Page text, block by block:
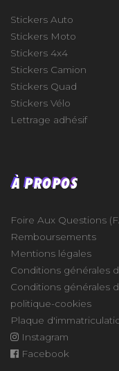
Stickers Auto
Stickers Moto
Stickers 4x4
Stickers Camion
Stickers Quad
Stickers Vélo
Lettrage adhésif
À PROPOS
Foire Aux Questions
Remboursements
Mentions légales
Conditions générales
Conditions générales
politique-cookies
Plaque
Instagram
Facebook